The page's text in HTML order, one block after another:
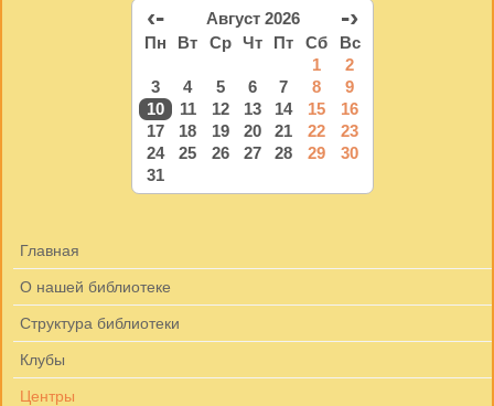
‹- Август 2026 -›
Пн Вт Ср Чт Пт Сб
Вс
1
2
3
4 5 6 7 8
9
10
11 12 13 14 15
16
17
18 19 20 21 22
23
24
25 26 27 28 29
30
31
Главная
О нашей библиотеке
Структура библиотеки
Клубы
Центры